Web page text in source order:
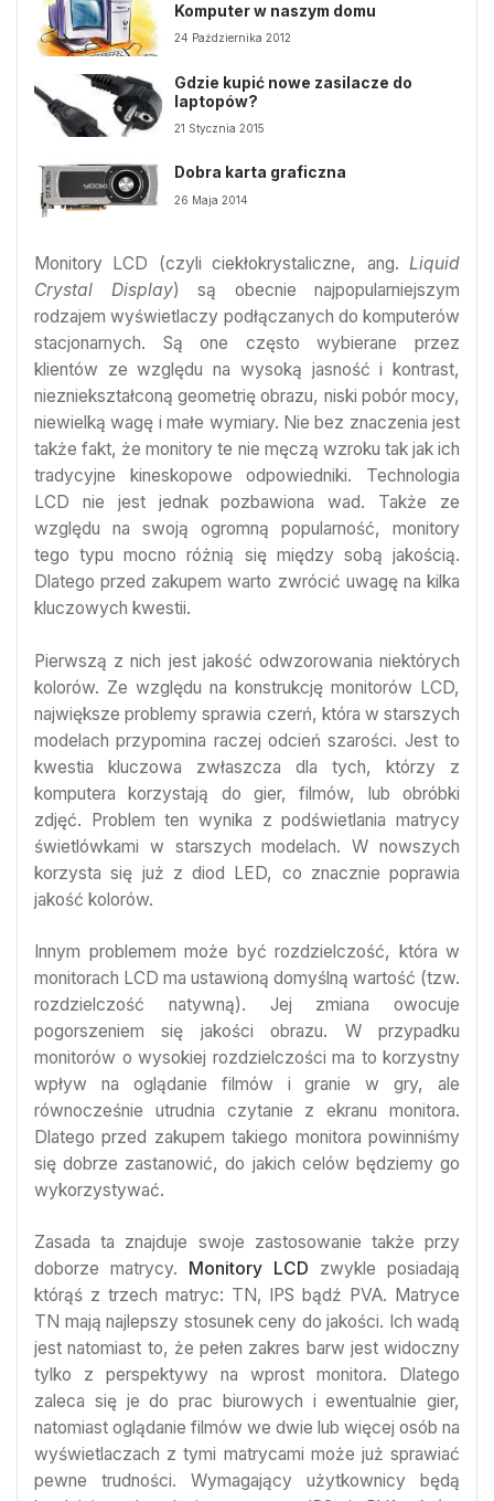
Komputer w naszym domu
24 Października 2012
Gdzie kupić nowe zasilacze do
laptopów?
21 Stycznia 2015
Dobra karta graficzna
26 Maja 2014
Monitory LCD (czyli ciekłokrystaliczne, ang. Liquid
Crystal Display) są obecnie najpopularniejszym
rodzajem wyświetlaczy podłączanych do komputerów
stacjonarnych. Są one często wybierane przez
klientów ze względu na wysoką jasność i kontrast,
niezniekształconą geometrię obrazu, niski pobór mocy,
niewielką wagę i małe wymiary. Nie bez znaczenia jest
także fakt, że monitory te nie męczą wzroku tak jak ich
tradycyjne kineskopowe odpowiedniki. Technologia
LCD nie jest jednak pozbawiona wad. Także ze
względu na swoją ogromną popularność, monitory
tego typu mocno różnią się między sobą jakością.
Dlatego przed zakupem warto zwrócić uwagę na kilka
kluczowych kwestii.
Pierwszą z nich jest jakość odwzorowania niektórych
kolorów. Ze względu na konstrukcję monitorów LCD,
największe problemy sprawia czerń, która w starszych
modelach przypomina raczej odcień szarości. Jest to
kwestia kluczowa zwłaszcza dla tych, którzy z
komputera korzystają do gier, filmów, lub obróbki
zdjęć. Problem ten wynika z podświetlania matrycy
świetlówkami w starszych modelach. W nowszych
korzysta się już z diod LED, co znacznie poprawia
jakość kolorów.
Innym problemem może być rozdzielczość, która w
monitorach LCD ma ustawioną domyślną wartość (tzw.
rozdzielczość natywną). Jej zmiana owocuje
pogorszeniem się jakości obrazu. W przypadku
monitorów o wysokiej rozdzielczości ma to korzystny
wpływ na oglądanie filmów i granie w gry, ale
równocześnie utrudnia czytanie z ekranu monitora.
Dlatego przed zakupem takiego monitora powinniśmy
się dobrze zastanowić, do jakich celów będziemy go
wykorzystywać.
Zasada ta znajduje swoje zastosowanie także przy
doborze matrycy.
Monitory LCD zwykle posiadają
którąś z trzech matryc: TN, IPS bądź PVA. Matryce
TN mają najlepszy stosunek ceny do jakości. Ich wadą
jest natomiast to, że pełen zakres barw jest widoczny
tylko z perspektywy na wprost monitora. Dlatego
zaleca się je do prac biurowych i ewentualnie gier,
natomiast oglądanie filmów we dwie lub więcej osób na
wyświetlaczach z tymi matrycami może już sprawiać
pewne trudności. Wymagający użytkownicy będą